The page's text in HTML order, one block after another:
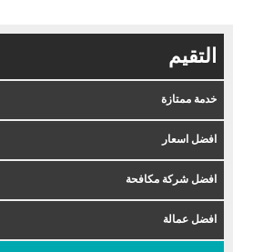
التقيم
خدمة ممتازة
افضل اسعار
افضل شركة مكافحة
افضل عمالة